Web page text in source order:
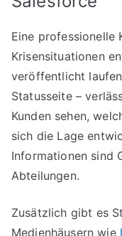
Eine professionelle
Krisensituationen
veröffentlicht
Statusseite –
Kunden sehen,
sich die Lage
Informationen sind
Abteilungen.
Zusätzlich gibt es
Medienhäusern wie